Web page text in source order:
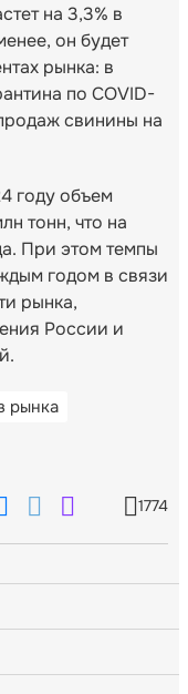
на 3,3% в
он будет
рынка: в
по COVID-
свинины на
году объем
тонн, что на
При этом темпы
годом в связи
рынка,
России и
рынка
1774